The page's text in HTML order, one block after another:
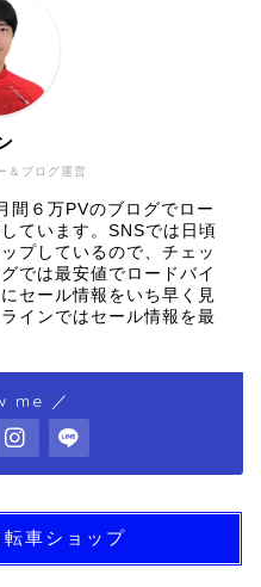
＆ブログ運営
間６万PVのブログでロー
ています。SNSでは日頃
プしているので、チェッ
では最安値でロードバイ
セール情報をいち早く見
インではセール情報を最
me ／
車ショップ